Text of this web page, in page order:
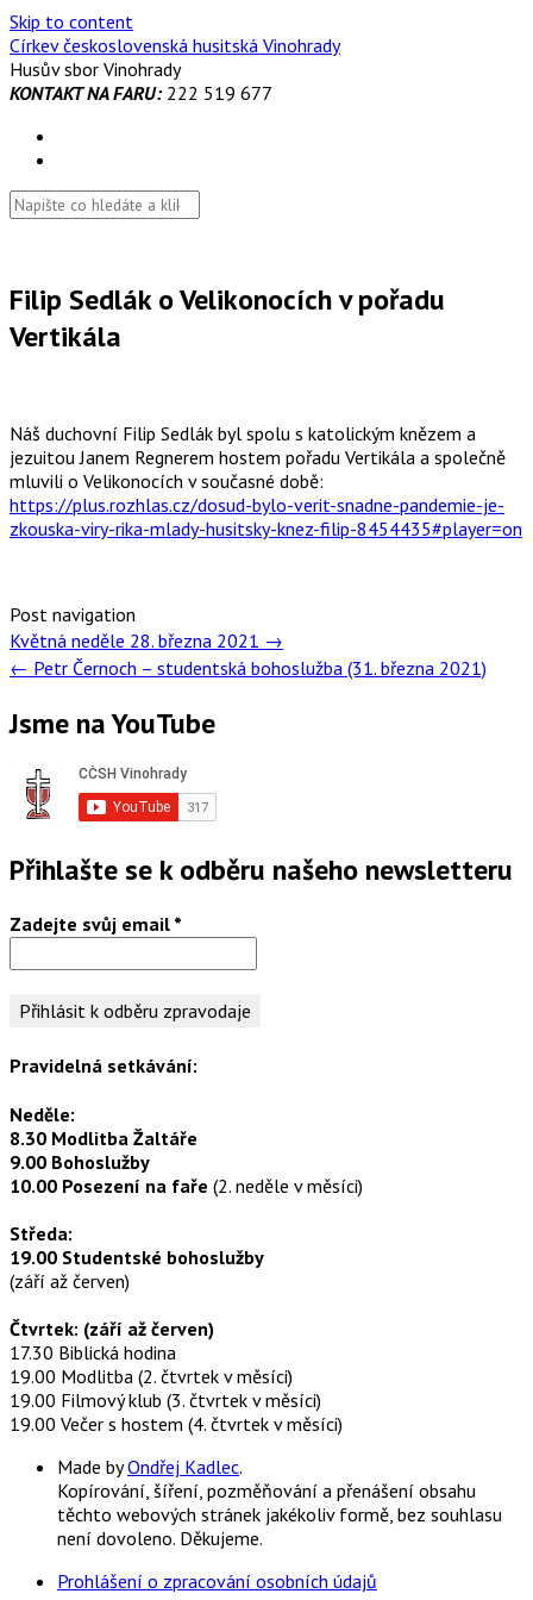
Skip to content
Církev československá husitská Vinohrady
Husův sbor Vinohrady
KONTAKT NA FARU:222 519 677
Filip Sedlák o Velikonocích v pořadu
Vertikála
Náš duchovní Filip Sedlák byl spolu s katolickým knězem a
jezuitou Janem Regnerem hostem pořadu Vertikála a společně
mluvili o Velikonocích v současné době:
https://plus.rozhlas.cz/dosud-bylo-verit-snadne-pandemie-je-
zkouska-viry-rika-mlady-husitsky-knez-filip-8454435#player=on
Post navigation
Květná neděle 28. března 2021 →
← Petr Černoch – studentská bohoslužba (31. března 2021)
Jsme na YouTube
Přihlašte se k odběru našeho newsletteru
Zadejte svůj email *
Pravidelná setkávání:
Neděle:
8.30 Modlitba Žaltáře
9.00 Bohoslužby
10.00 Posezení na faře (2. neděle v měsíci)
Středa:
19.00 Studentské bohoslužby
(září až červen)
Čtvrtek: (září až červen)
17.30 Biblická hodina
19.00 Modlitba (2. čtvrtek v měsíci)
19.00 Filmový klub (3. čtvrtek v měsíci)
19.00 Večer s hostem (4. čtvrtek v měsíci)
Made byOndřej Kadlec.
Kopírování, šíření, pozměňování a přenášení obsahu
těchto webových stránek jakékoliv formě, bez souhlasu
není dovoleno. Děkujeme.
Prohlášení o zpracování osobních údajů